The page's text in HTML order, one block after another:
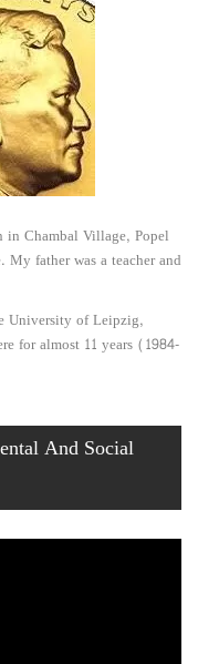
in Chambal Village, Popel
father was a teacher and
University of Leipzig,
for almost 11 years (1984-
And Social